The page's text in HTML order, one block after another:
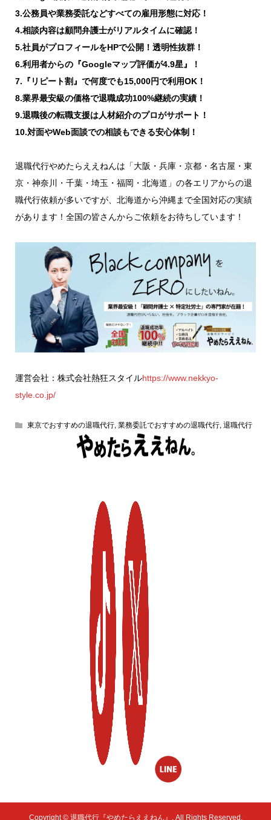
3.公務員や業務委託などすべての雇用形態に対応！
4.相談内容は顧問弁護士がリアルタイムに確認！
5.社員がプロフィールをHPで公開！透明性抜群！
6.利用者からの『Googleマップ評価が4.9星』！
7.『リピート割』で何度でも15,000円で利用OK！
8.業界最安級の価格で退職成功100%継続の実績！
9.退職後の転職支援は人材紹介のプロがサポート！
10.対面やWeb面談での相談もできる安心体制！
退職代行やめたらええねんは「大阪・兵庫・京都・名古屋・東
京・神奈川・千葉・埼玉・福岡・北海道」の各エリアからの退
職代行依頼が多いですが、北海道から沖縄まで全国対応の実績
があります！全国の皆さんからご依頼をお待ちしています！
運営会社：株式会社熱狂スタイルhttps://www.nekkyo-
style.co.jp/
東京でおすすめの退職代行, 業務委託でおすすめの退職代行, 退職代行
Copyright ©退職代行『やめたらええねん』. All Rights Reserved.